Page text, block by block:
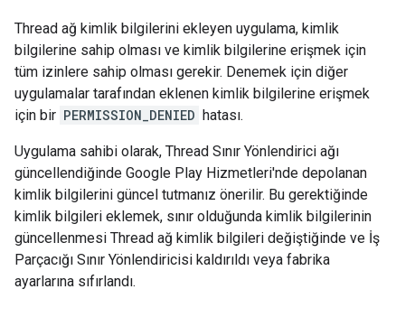
Thread ağ kimlik bilgilerini ekleyen uygulama, kimlik
bilgilerine sahip olması ve kimlik bilgilerine erişmek için
tüm izinlere sahip olması gerekir. Denemek için diğer
uygulamalar tarafından eklenen kimlik bilgilerine erişmek
için bir PERMISSION_DENIED hatası.
Uygulama sahibi olarak, Thread Sınır Yönlendirici ağı
güncellendiğinde Google Play Hizmetleri'nde depolanan
kimlik bilgilerini güncel tutmanız önerilir. Bu gerektiğinde
kimlik bilgileri eklemek, sınır olduğunda kimlik bilgilerinin
güncellenmesi Thread ağ kimlik bilgileri değiştiğinde ve İş
Parçacığı Sınır Yönlendiricisi kaldırıldı veya fabrika
ayarlarına sıfırlandı.